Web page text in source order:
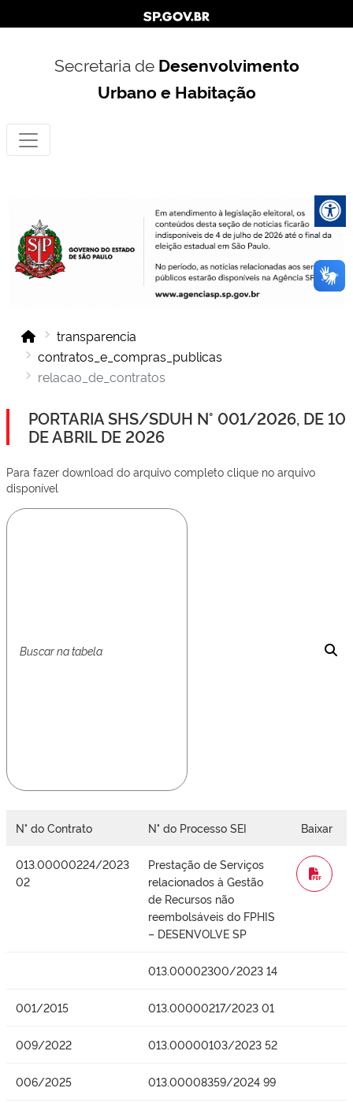
Secretaria de Desenvolvimento
Urbano e Habitação
transparencia
contratos_e_compras_publicas
relacao_de_contratos
PORTARIA SHS/SDUH N° 001/2026, DE 10
DE ABRIL DE 2026
Para fazer download do arquivo completo clique no arquivo
disponível
N° do Contrato N° do Processo SEI Baixar
013.00000224/2023
02
Prestação de Serviços
relacionados à Gestão
de Recursos não
reembolsáveis do FPHIS
– DESENVOLVE SP
WORD
013.00002300/2023 14
001/2015 013.00000217/2023 01
009/2022 013.00000103/2023 52
006/2025 013.00008359/2024 99